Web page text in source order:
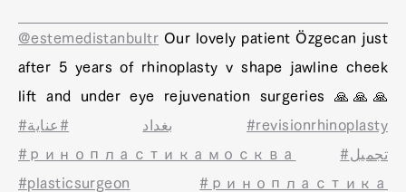
@estemedistanbultr Our lovely patient Özgecan just
after 5 years of rhinoplasty v shape jawline cheek
lift and under eye rejuvenation surgeries 🙏🙏🙏
#بغداد
#عناية
#revisionrhinoplasty
#ринопластикамосква
#تجميل
#plasticsurgeon
#ринопластика